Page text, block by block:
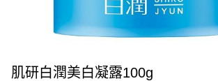
肌研白潤美白凝露100g